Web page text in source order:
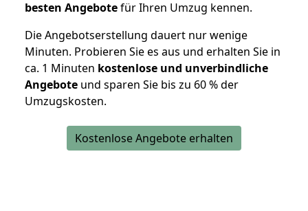
besten Angebotefür Ihren Umzug kennen.
Die Angebotserstellung dauert nur wenige
Minuten. Probieren Sie es aus und erhalten Sie in
ca. 1 Minuten kostenlose und unverbindliche
Angebote und sparen Sie bis zu 60 % der
Umzugskosten.
Kostenlose Angebote erhalten